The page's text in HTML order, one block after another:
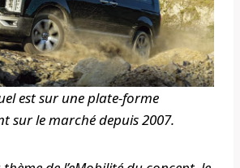
est sur une plate-forme
sur le marché depuis 2007.